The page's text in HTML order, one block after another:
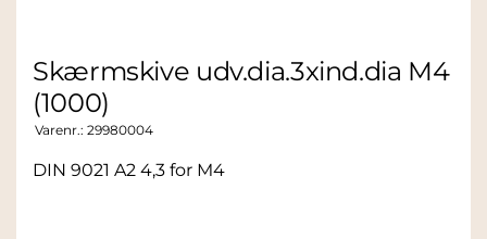
Skærmskive udv.dia.3xind.dia M4
(1000)
Varenr.: 29980004
DIN 9021 A2 4,3 for M4